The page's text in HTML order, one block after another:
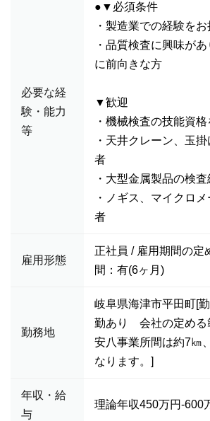
必要な経
験・能力
等
●▼必須条件
・製造業での経験をお
・品質検査に興味が
に前向きな方
▼歓迎
・機械検査の技能資
・天井クレーン、玉
者
・大型金属製品の検
・ノギス、マイクロ
者
雇用形態
正社員 / 雇用期間の定
間：有(6ヶ月)
勤務地
岐阜県海津市平田町[
勤あり 会社の定める
安八事業所間は約7㎞
なります。]
年収・給
与
理論年収450万円-600